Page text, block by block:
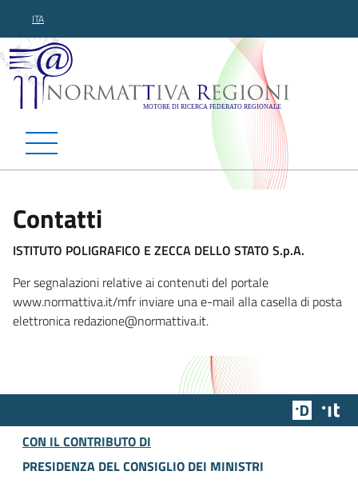
ITA
Normattiva Regioni -
Contatti
ISTITUTO POLIGRAFICO E ZECCA DELLO STATO S.p.A.
Per segnalazioni relative ai contenuti del portale
www.normattiva.it/mfr inviare una e-mail alla casella di posta
elettronica redazione@normattiva.it.
Team
CON IL CONTRIBUTO DI
PRESIDENZA DEL CONSIGLIO DEI MINISTRI